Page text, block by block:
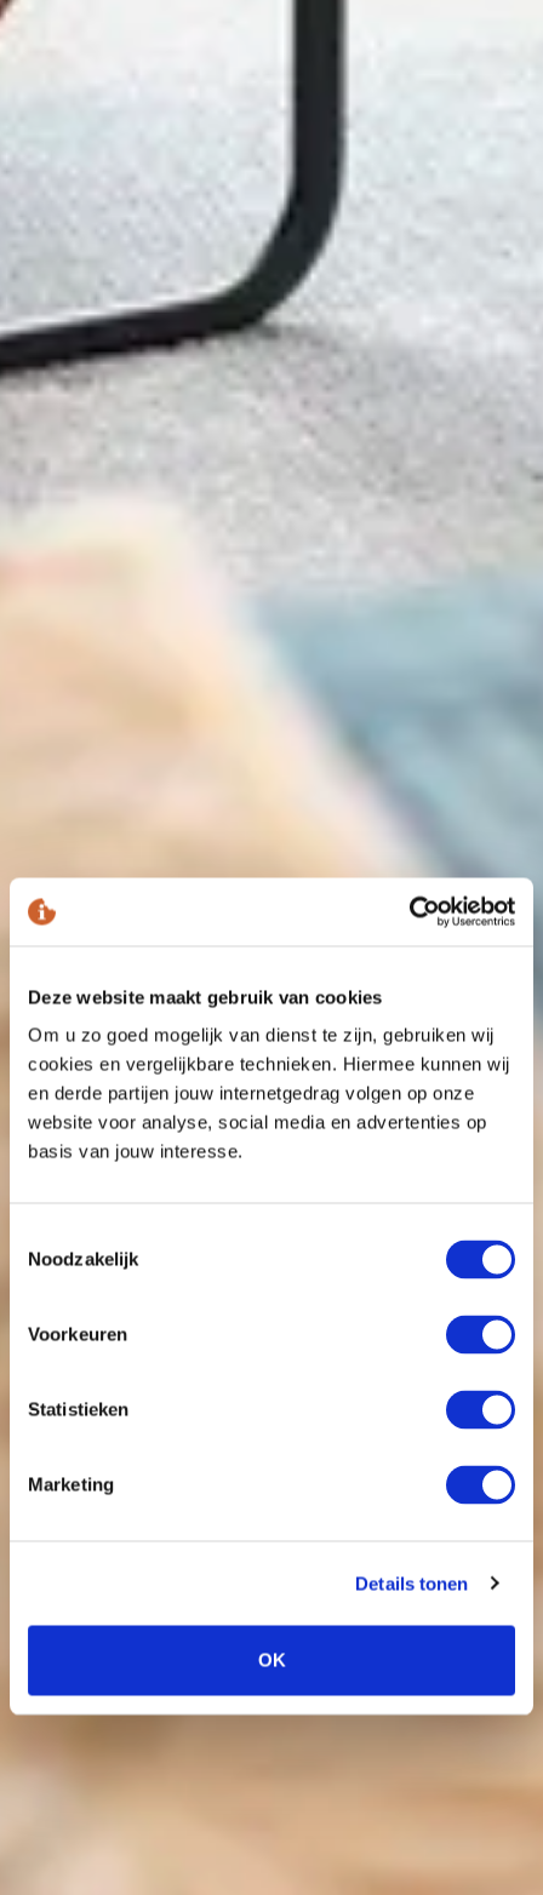
Deze website maakt gebruik van cookies
Om u zo goed mogelijk van dienst te zijn, gebruiken wij
cookies en vergelijkbare technieken. Hiermee kunnen wij
en derde partijen jouw internetgedrag volgen op onze
website voor analyse, social media en advertenties op
basis van jouw interesse.
Noodzakelijk
Voorkeuren
Statistieken
Marketing
Details tonen
OK